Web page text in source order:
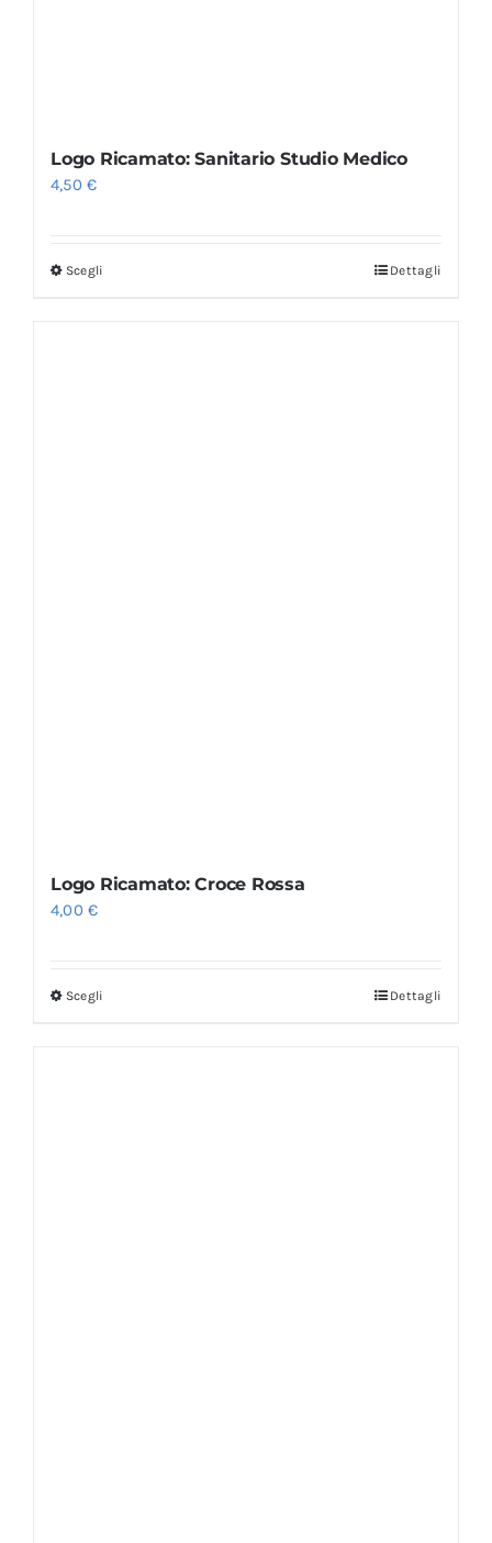
Logo Ricamato: Sanitario Studio Medico
4,50€
Scegli Dettagli
Logo Ricamato: Croce Rossa
4,00€
Scegli Dettagli